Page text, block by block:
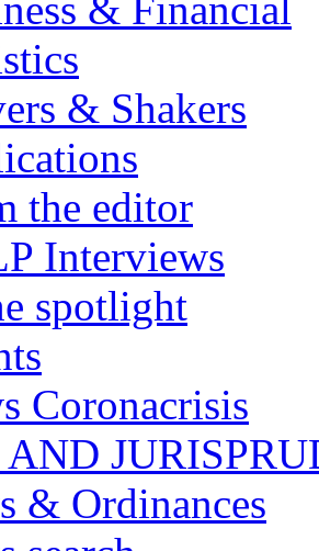
& Shakers
the editor
Interviews
spotlight
Coronacrisis
& Ordinances